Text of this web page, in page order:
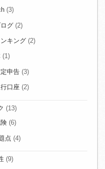
(3)
グ (2)
キング (2)
(1)
申告 (3)
口座 (2)
(13)
(6)
点 (4)
(9)